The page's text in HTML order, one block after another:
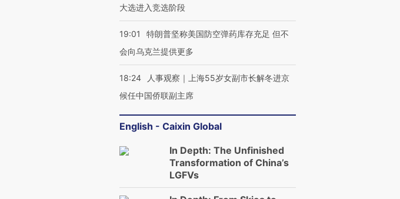
大选进入竞选阶段
19:01
特朗普坚称美国防空弹药库存充足 但不
会向乌克兰提供更多
18:24
人事观察｜上海55岁女副市长解冬进京
候任中国侨联副主席
English - Caixin Global
In Depth: The Unfinished
Transformation of China’s
LGFVs